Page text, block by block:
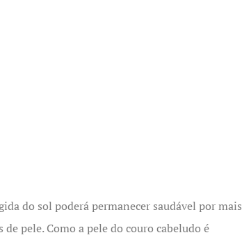
do sol poderá permanecer saudável por mais
pele. Como a pele do couro cabeludo é